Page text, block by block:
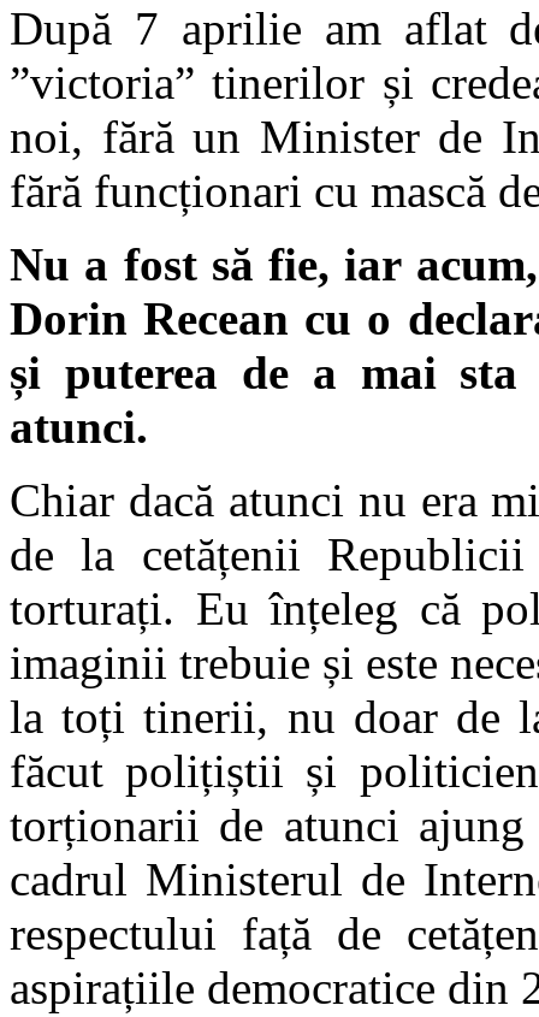
După 7 aprilie am aflat
”victoria” tinerilor și
noi, fără un Minister de
fără funcționari cu mască
Nu a fost să fie, iar
Dorin Recean cu o
și puterea de a mai sta
atunci.
Chiar dacă atunci nu era
de la cetățenii
torturați. Eu înțeleg că
imaginii trebuie și este
la toți tinerii, nu doar de
făcut polițiștii și
torționarii de atunci
cadrul Ministerul de
respectului față de
aspirațiile democratice din